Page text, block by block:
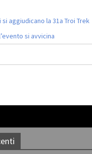
si aggiudicano la 31a Troi Trek
si avvicina